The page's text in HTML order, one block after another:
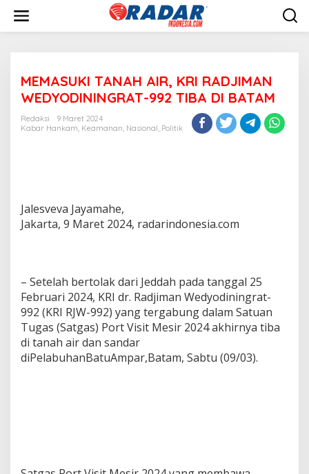
w
MEMASUKI TANAH AIR, KRI RADJIMAN
WEDYODININGRAT-992 TIBA DI BATAM
Redaksi
9 Maret 2024
Kabar Hankam, Keamanan, Nasional, Politik
Jalesveva Jayamahe,
Jakarta, 9 Maret 2024, radarindonesia.com
– Setelah bertolak dari Jeddah pada tanggal 25
Februari 2024, KRI dr. Radjiman Wedyodiningrat-
992 (KRI RJW-992) yang tergabung dalam Satuan
Tugas (Satgas) Port Visit Mesir 2024 akhirnya tiba
di tanah air dan sandar
diPelabuhanBatuAmpar,Batam, Sabtu (09/03).